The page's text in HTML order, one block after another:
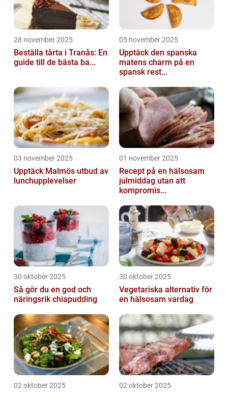
28 november 2025
Beställa tårta i Tranås: En
guide till de bästa ba...
05 november 2025
Upptäck den spanska
matens charm på en
spansk rest...
03 november 2025
Upptäck Malmös utbud av
lunchupplevelser
01 november 2025
Recept på en hälsosam
julmiddag utan att
kompromis...
30 oktober 2025
Så gör du en god och
näringsrik chiapudding
30 oktober 2025
Vegetariska alternativ för
en hälsosam vardag
02 oktober 2025 02 oktober 2025